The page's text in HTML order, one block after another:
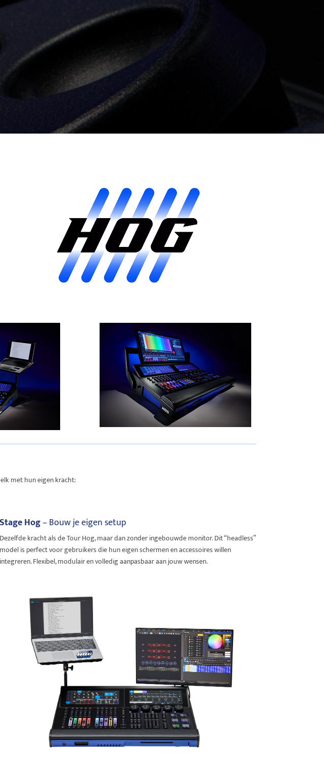
met hun eigen kracht:
Stage Hog– Bouw je eigen setup
Dezelfde kracht als de Tour Hog, maar dan zonder ingebouwde monitor. Dit “headless”
model is perfect voor gebruikers die hun eigen schermen en accessoires willen
integreren. Flexibel, modulair en volledig aanpasbaar aan jouw wensen.